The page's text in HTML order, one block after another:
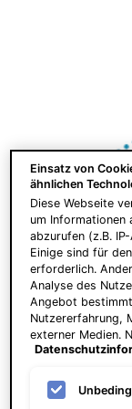
Einsatz von
ähnlichen
Diese Webseite
um Informationen
abzurufen (z.B.
Einige sind für
erforderlich.
Analyse des
Angebot
Nutzererfahrung,
externer Medien.
direkt akzeptiert
Einstellungen
speichern"). Die